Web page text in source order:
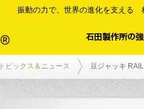
振動の力で、世界の進化を支える
トピックス＆ニュース 豆ジャッキ